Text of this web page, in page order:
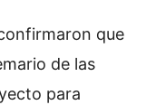
que
de las
para